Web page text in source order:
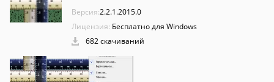
Версия:2.2.1.2015.0
Лицензия: Бесплатно для Windows
682 скачиваний